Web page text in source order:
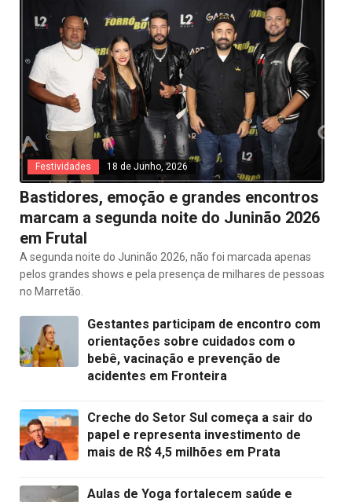
Festividades 18 de Junho, 2026
Bastidores, emoção e grandes encontros
marcam a segunda noite do Juninão 2026
em Frutal
A segunda noite do Juninão 2026, não foi marcada apenas
pelos grandes shows e pela presença de milhares de pessoas
no Marretão.
Gestantes participam de encontro com
orientações sobre cuidados com o
bebê, vacinação e prevenção de
acidentes em Fronteira
Creche do Setor Sul começa a sair do
papel e representa investimento de
mais de R$ 4,5 milhões em Prata
Aulas de Yoga fortalecem saúde e